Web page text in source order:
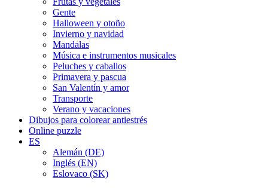
Gente
Halloween y otoño
Invierno y navidad
Mandalas
Música e instrumentos musicales
Peluches y caballos
Primavera y pascua
San Valentín y amor
Transporte
Verano y vacaciones
Dibujos para colorear antiestrés
Online puzzle
ES
Alemán (DE)
Inglés (EN)
Eslovaco (SK)